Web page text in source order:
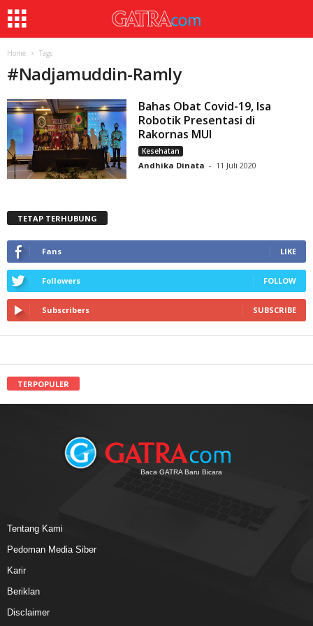
Home Tags
#Nadjamuddin-Ramly
Bahas Obat Covid-19, Isa
Robotik Presentasi di
Rakornas MUI
Kesehatan
Andhika Dinata - 11 Juli 2020
TETAP TERHUBUNG
Fans LIKE
Followers FOLLOW
Subscribers SUBSCRIBE
TERPOPULER
Baca GATRA Baru Bicara
Tentang Kami
Pedoman Media Siber
Karir
Beriklan
Disclaimer